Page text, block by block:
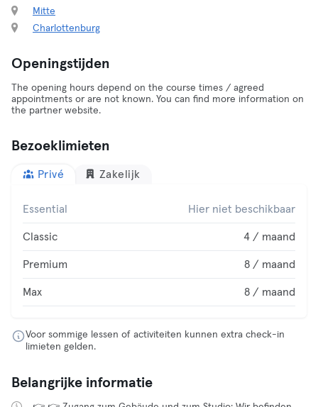
Mitte
Charlottenburg
Openingstijden
The opening hours depend on the course times / agreed
appointments or are not known. You can find more information on
the partner website.
Bezoeklimieten
Privé Zakelijk
Essential Hier niet beschikbaar
Classic 4 / maand
Premium 8 / maand
Max 8 / maand
Voor sommige lessen of activiteiten kunnen extra check-in
limieten gelden.
Belangrijke informatie